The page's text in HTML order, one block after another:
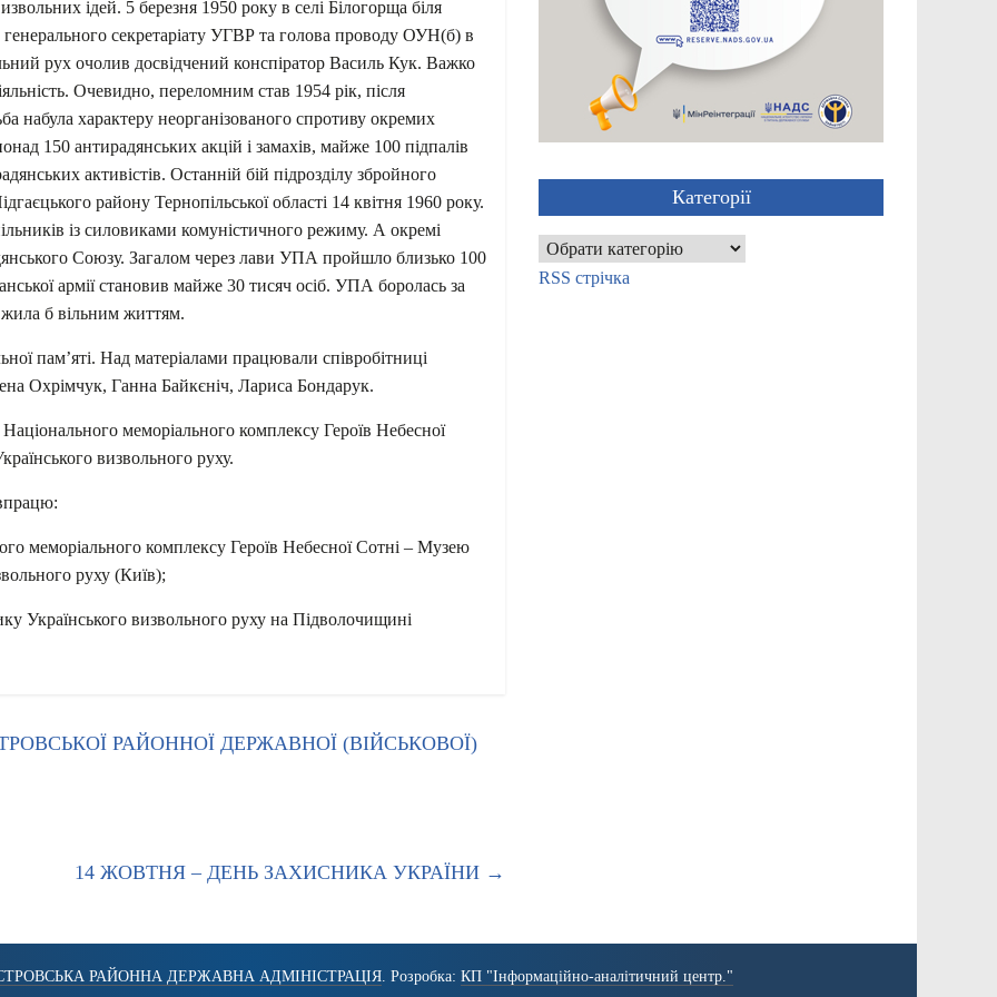
ідей. 5 березня 1950 року в селі Білогорща біля
секретаріату УГВР та голова проводу ОУН(б) в
рух очолив досвідчений конспіратор Василь Кук. Важко
Очевидно, переломним став 1954 рік, після
набула характеру неорганізованого спротиву окремих
150 антирадянських акцій і замахів, майже 100 підпалів
активістів. Останній бій підрозділу збройного
району Тернопільської області 14 квітня 1960 року.
із силовиками комуністичного режиму. А окремі
Союзу. Загалом через лави УПА пройшло близько 100
армії становив майже 30 тисяч осіб. УПА боролась за
жила б вільним життям.
пам’яті. Над матеріалами працювали співробітниці
Охрімчук, Ганна Байкєніч, Лариса Бондарук.
меморіального комплексу Героїв Небесної
визвольного руху.
меморіального комплексу Героїв Небесної Сотні – Музею
руху (Київ);
Українського визвольного руху на Підволочищині
РАЙОННОЇ ДЕРЖАВНОЇ (ВІЙСЬКОВОЇ)
14 ЖОВТНЯ – ДЕНЬ ЗАХИСНИКА УКРАЇНИ →
Категорії
Категорії
RSS стрічка
РАЙОННА ДЕРЖАВНА АДМІНІСТРАЦІЯ . Розробка: КП "Інформаційно-аналітичний центр."